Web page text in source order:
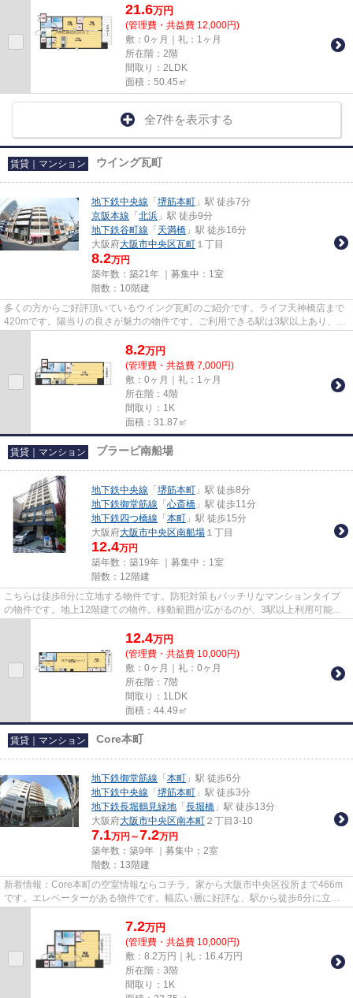
21.6万円
(管理費・共益費 12,000円)
敷：0ヶ月｜礼：1ヶ月
所在階：2階
間取り：2LDK
面積：50.45㎡
全7件を表示する
賃貸｜マンション ウイング瓦町
地下鉄中央線 「 堺筋本町 」駅 徒歩7分
京阪本線 「 北浜 」駅 徒歩9分
地下鉄谷町線 「 天満橋 」駅 徒歩16分
大阪府大阪市中央区瓦町 １丁目
8.2万円
築年数：築21年 ｜募集中： 1室
階数：10階建
多くの方からご好評頂いているウイング瓦町のご紹介です。ライフ天神橋店まで
420mです。陽当りの良さが魅力の物件です。ご利用できる駅は3駅以上あり、お
8.2万円
(管理費・共益費 7,000円)
敷：0ヶ月｜礼：1ヶ月
所在階：4階
間取り：1K
面積：31.87㎡
賃貸｜マンション ブラービ南船場
地下鉄中央線 「 堺筋本町 」駅 徒歩8分
地下鉄御堂筋線 「 心斎橋 」駅 徒歩11分
地下鉄四つ橋線 「 本町 」駅 徒歩15分
大阪府大阪市中央区南船場 １丁目
12.4万円
築年数：築19年 ｜募集中： 1室
階数：12階建
こちらは徒歩8分に立地する物件です。防犯対策もバッチリなマンションタイプ
の物件です。地上12階建ての物件。移動範囲が広がるのが、3駅以上利用可能な
12.4万円
(管理費・共益費 10,000円)
敷：0ヶ月｜礼：0ヶ月
所在階：7階
間取り：1LDK
面積：44.49㎡
賃貸｜マンション Core本町
地下鉄御堂筋線 「 本町 」駅 徒歩6分
地下鉄中央線 「 堺筋本町 」駅 徒歩3分
地下鉄長堀鶴見緑地 「 長堀橋 」駅 徒歩13分
大阪府大阪市中央区南本町 ２丁目3-10
7.1万円～7.2万円
築年数：築9年 ｜募集中： 2室
階数：13階建
新着情報：Core本町の空室情報ならコチラ。家から大阪市中央区役所まで466m
です。エレベーターがある物件です。幅広い層に好評な、駅から徒歩6分に立地
7.2万円
(管理費・共益費 10,000円)
敷：8.2万円｜礼：16.4万円
所在階：3階
間取り：1K